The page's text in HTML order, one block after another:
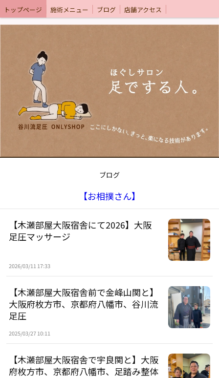
トップページ 施術メニュー ブログ 店舗アクセス
ブログ
【お相撲さん】
【木瀬部屋大阪宿舎にて2026】大阪
足圧マッサージ
2026/03/11 17:33
【木瀬部屋大阪宿舎前で金峰山関と】
大阪府枚方市、京都府八幡市、谷川流
足圧
2025/03/27 10:11
【木瀬部屋大阪宿舎で宇良関と】大阪
府枚方市、京都府八幡市、足踏み整体